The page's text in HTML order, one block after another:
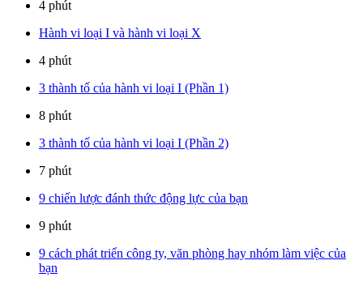
4 phút
Hành vi loại I và hành vi loại X
4 phút
3 thành tố của hành vi loại I (Phần 1)
8 phút
3 thành tố của hành vi loại I (Phần 2)
7 phút
9 chiến lược đánh thức động lực của bạn
9 phút
9 cách phát triển công ty, văn phòng hay nhóm làm việc của
bạn